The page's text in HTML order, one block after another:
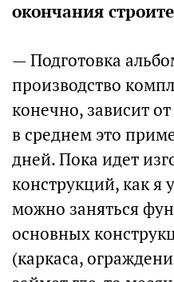
окончания
— Подготовка
производство
конечно, зависит
в среднем это
дней. Пока идет
конструкций, как я
можно заняться
основных
(каркаса,